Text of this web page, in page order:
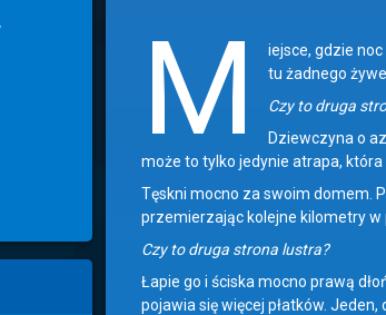
M
iejsce, gdzie
tu żadnego
Czy to druga
Dziewczyna o
może to tylko jedynie atrapa, która
Tęskni mocno za swoim domem.
przemierzając kolejne kilometry w
Czy to druga strona lustra?
Łapie go i ściska mocno prawą
pojawia się więcej płatków.